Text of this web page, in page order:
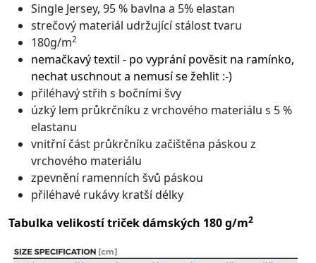
Single Jersey, 95 % bavlna a 5% elastan
strečový materiál udržující stálost tvaru
180g/m2
nemačkavý textil - po vyprání pověsit na ramínko,
nechat uschnout a nemusí se žehlit :-)
přiléhavý střih s bočními švy
úzký lem průkrčníku z vrchového materiálu s 5 %
elastanu
vnitřní část průkrčníku začištěna páskou z
vrchového materiálu
zpevnění ramenních švů páskou
přiléhavé rukávy kratší délky
Tabulka velikostí triček dámských 180 g/m2